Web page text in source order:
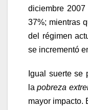
diciembre
37%; mientras
del régimen
se incrementó
Igual suerte se
lapobreza
mayor impacto.